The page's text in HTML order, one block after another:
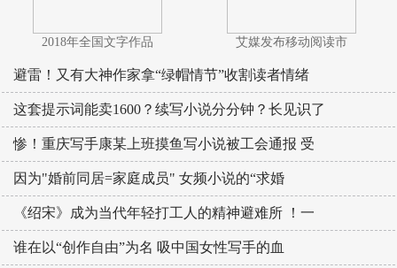
2018年全国文字作品 艾媒发布移动阅读市
避雷！又有大神作家拿“绿帽情节”收割读者情绪
这套提示词能卖1600？续写小说分分钟？长见识了
惨！重庆写手康某上班摸鱼写小说被工会通报 受
因为"婚前同居=家庭成员" 女频小说的“求婚
《绍宋》成为当代年轻打工人的精神避难所 ！一
谁在以“创作自由”为名 吸中国女性写手的血